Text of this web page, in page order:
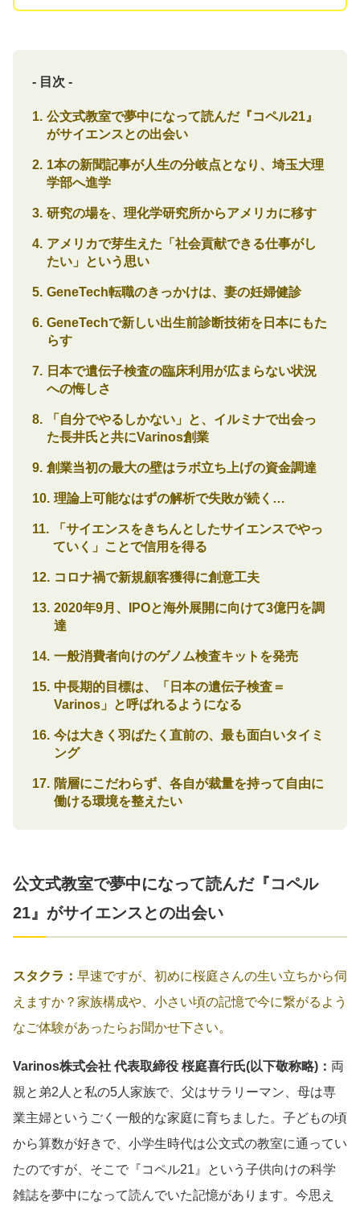
- 目次 -
公文式教室で夢中になって読んだ『コペル21』
がサイエンスとの出会い
1本の新聞記事が人生の分岐点となり、埼玉大理
学部へ進学
研究の場を、理化学研究所からアメリカに移す
アメリカで芽生えた「社会貢献できる仕事がし
たい」という思い
GeneTech転職のきっかけは、妻の妊婦健診
GeneTechで新しい出生前診断技術を日本にもた
らす
日本で遺伝子検査の臨床利用が広まらない状況
への悔しさ
「自分でやるしかない」と、イルミナで出会っ
た長井氏と共にVarinos創業
創業当初の最大の壁はラボ立ち上げの資金調達
理論上可能なはずの解析で失敗が続く…
「サイエンスをきちんとしたサイエンスでやっ
ていく」ことで信用を得る
コロナ禍で新規顧客獲得に創意工夫
2020年9月、IPOと海外展開に向けて3億円を調
達
一般消費者向けのゲノム検査キットを発売
中長期的目標は、「日本の遺伝子検査＝
Varinos」と呼ばれるようになる
今は大きく羽ばたく直前の、最も面白いタイミ
ング
階層にこだわらず、各自が裁量を持って自由に
働ける環境を整えたい
公文式教室で夢中になって読んだ『コペル
21』がサイエンスとの出会い
スタクラ： 早速ですが、初めに桜庭さんの生い立ちから伺
えますか？家族構成や、小さい頃の記憶で今に繋がるよう
なご体験があったらお聞かせ下さい。
Varinos株式会社 代表取締役 桜庭喜行氏(以下敬称略)： 両
親と弟2人と私の5人家族で、父はサラリーマン、母は専
業主婦というごく一般的な家庭に育ちました。子どもの頃
から算数が好きで、小学生時代は公文式の教室に通ってい
たのですが、そこで『コペル21』という子供向けの科学
雑誌を夢中になって読んでいた記憶があります。今思え